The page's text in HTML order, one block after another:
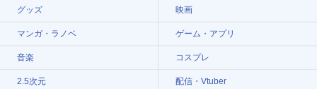
グッズ 映画
マンガ・ラノベ ゲーム・アプリ
音楽 コスプレ
2.5次元 配信・Vtuber